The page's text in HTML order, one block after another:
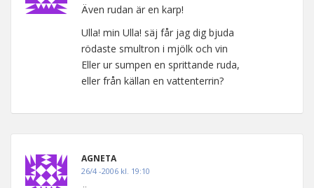
Även rudan är en karp!
Ulla! min Ulla! säj får jag dig bjuda
rödaste smultron i mjölk och vin
Eller ur sumpen en sprittande ruda,
eller från källan en vattenterrin?
AGNETA
26/4 -2006 kl. 19:10